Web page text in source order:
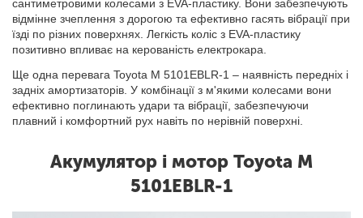
сантиметровими колесами з EVA-пластику. Вони забезпечують
відмінне зчеплення з дорогою та ефективно гасять вібрації при
їзді по різних поверхнях. Легкість коліс з EVA-пластику
позитивно впливає на керованість електрокара.
Ще одна перевага Toyota M 5101EBLR-1 – наявність передніх і
задніх амортизаторів. У комбінації з м'якими колесами вони
ефективно поглинають удари та вібрації, забезпечуючи
плавний і комфортний рух навіть по нерівній поверхні.
Акумулятор і мотор Toyota M
5101EBLR-1